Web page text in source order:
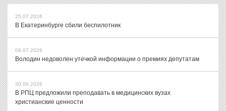
25.07.2026
В Екатеринбурге сбили беспилотник
08.07.2026
Володин недоволен утечкой информации о премиях депутатам
30.06.2026
В РПЦ предложили преподавать в медицинских вузах
христианские ценности